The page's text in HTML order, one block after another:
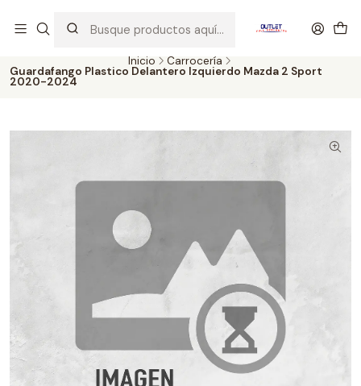
probados con altos estándares de calidad.
Inicio Carrocería
Guardafango Plastico Delantero Izquierdo Mazda 2 Sport
2020-2024